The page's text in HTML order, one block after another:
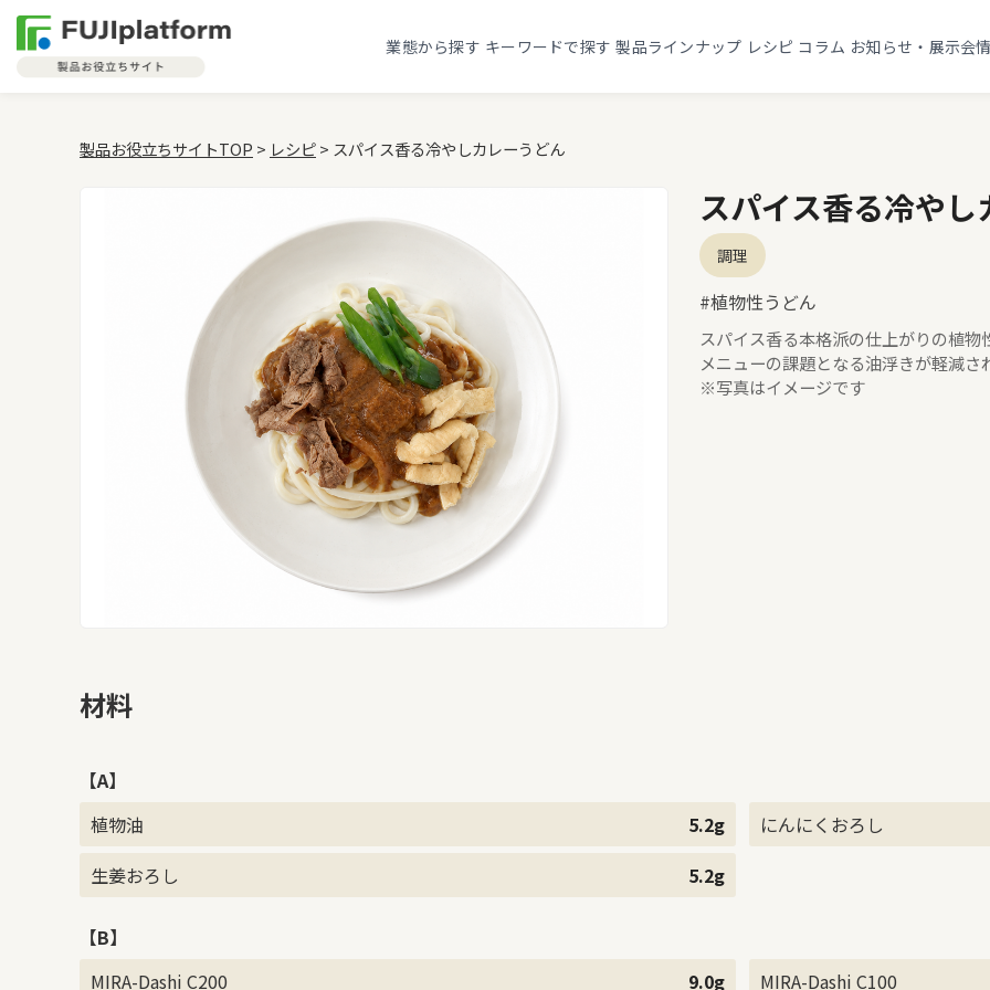
業態から探す キーワードで探す 製品ラインナップ レシピ コラム お知らせ・展示会
製品お役立ちサイトTOP > レシピ> スパイス香る冷やしカレーうどん
スパイス香る冷やし
調理
#植物性うどん
スパイス香る本格派の仕上がりの植
メニューの課題となる油浮きが軽減さ
※写真はイメージです
材料
【A】
植物油
5.2g にんにくおろし
生姜おろし
5.2g
【B】
MIRA-Dashi C200
9.0g MIRA-Dashi C100